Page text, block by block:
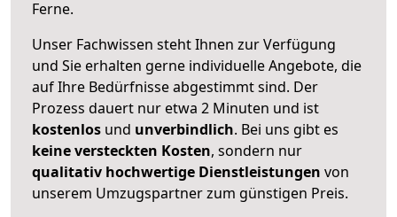
Ferne.
Unser Fachwissen steht Ihnen zur Verfügung
und Sie erhalten gerne individuelle Angebote, die
auf Ihre Bedürfnisse abgestimmt sind. Der
Prozess dauert nur etwa 2 Minuten und ist
kostenlos und unverbindlich. Bei uns gibt es
keine versteckten Kosten, sondern nur
qualitativ hochwertige Dienstleistungen von
unserem Umzugspartner zum günstigen Preis.